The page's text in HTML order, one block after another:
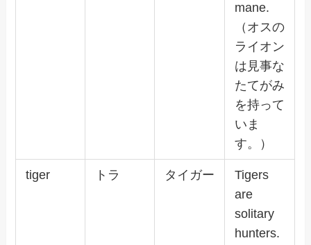
mane.
（オスの
ライオン
は見事な
たてがみ
を持って
いま
す。）
tiger トラ タイガー
Tigers
are
solitary
hunters.